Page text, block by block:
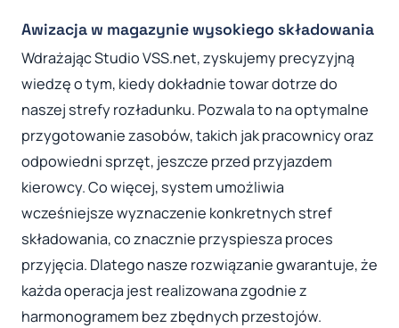
Awizacja w magazynie wysokiego składowania
Wdrażając Studio VSS.net, zyskujemy precyzyjną
wiedzę o tym, kiedy dokładnie towar dotrze do
naszej strefy rozładunku. Pozwala to na optymalne
przygotowanie zasobów, takich jak pracownicy oraz
odpowiedni sprzęt, jeszcze przed przyjazdem
kierowcy. Co więcej, system umożliwia
wcześniejsze wyznaczenie konkretnych stref
składowania, co znacznie przyspiesza proces
przyjęcia. Dlatego nasze rozwiązanie gwarantuje, że
każda operacja jest realizowana zgodnie z
harmonogramem bez zbędnych przestojów.